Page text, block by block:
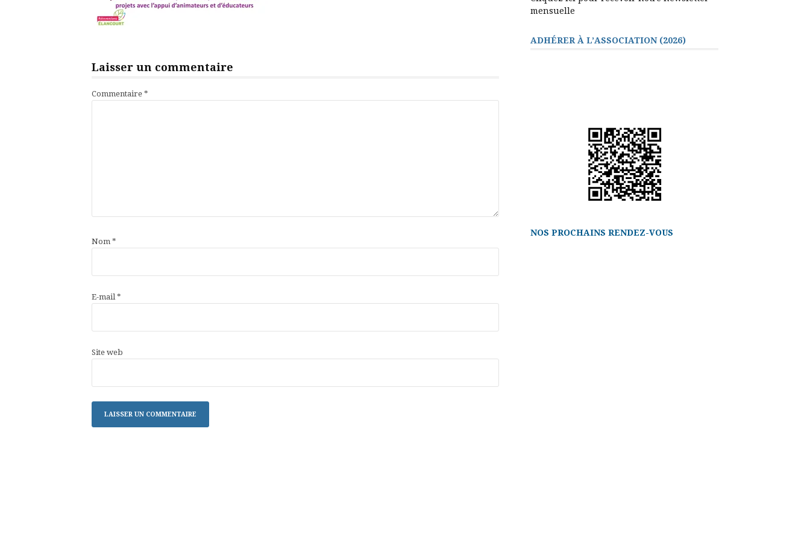
Laisser un commentaire
Commentaire *
Nom *
E-mail*
Site web
mensuelle
ADHÉRER À L’ASSOCIATION (2026)
NOS PROCHAINS RENDEZ-VOUS